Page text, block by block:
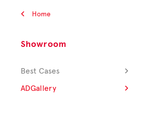
Home
Showroom
Best Cases
ADGallery